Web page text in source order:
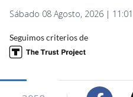
Sábado 08 Agosto, 2026 | 11:01
Seguimos criterios de